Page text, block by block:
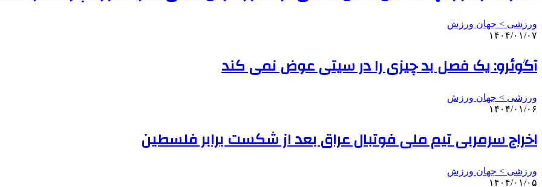
ورزشی > جهان ورزش
۱۴۰۴/۰۱/۰۷
آگوئرو: یک فصل بد چیزی را در سیتی عوض نمی کند
ورزشی > جهان ورزش
۱۴۰۴/۰۱/۰۶
اخراج سرمربی تیم ملی فوتبال عراق بعد از شکست برابر فلسطین
ورزشی > جهان ورزش
۱۴۰۴/۰۱/۰۵